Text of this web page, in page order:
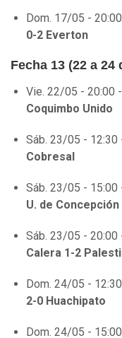
Dom. 17/05 -
0-2 Everton
Fecha 13 (22 a
Vie. 22/05 - 20:00
Coquimbo Unido
Sáb. 23/05 - 12:30
Cobresal
Sáb. 23/05 - 15:00
U. de Concepción
Sáb. 23/05 - 20:00
Calera 1-2
Dom. 24/05 -
2-0 Huachipato
Dom. 24/05 -